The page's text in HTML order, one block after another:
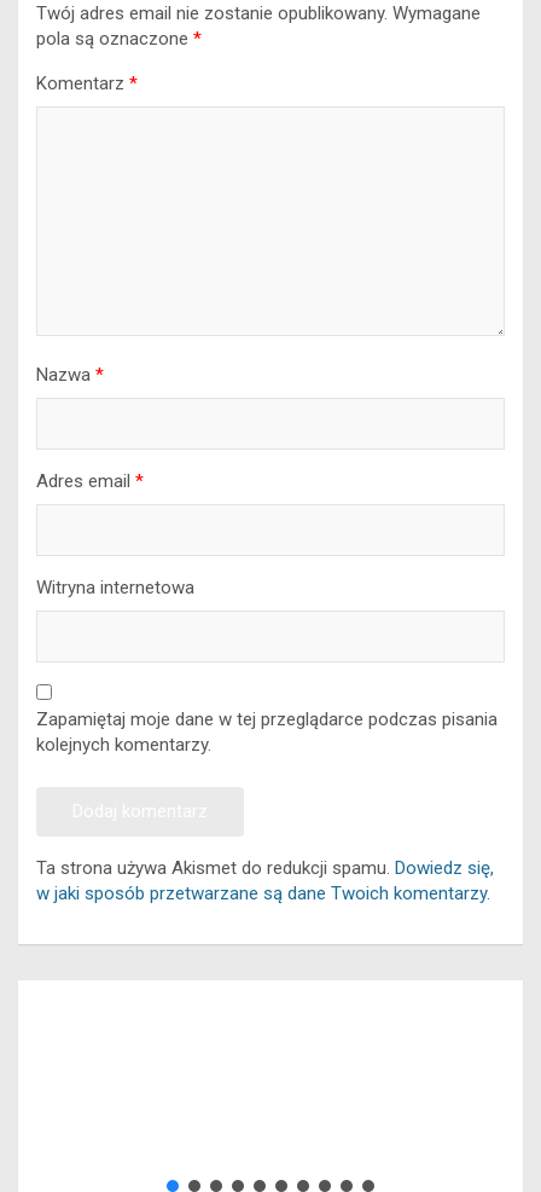
Twój adres email nie zostanie opublikowany. Wymagane
pola są oznaczone *
Komentarz *
Nazwa *
Adres email *
Witryna internetowa
Zapamiętaj moje dane w tej przeglądarce podczas pisania
kolejnych komentarzy.
Ta strona używa Akismet do redukcji spamu. Dowiedz się,
w jaki sposób przetwarzane są dane Twoich komentarzy.